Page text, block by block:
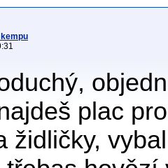
plac
židličky,